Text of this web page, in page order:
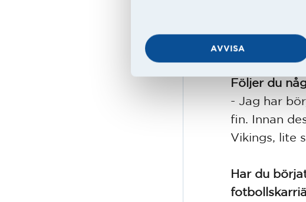
AVVISAen väldigt
Följer du
- Jag har
fin. Innan
Vikings, lite
Har du